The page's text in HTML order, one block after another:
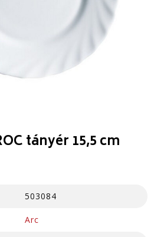
tányér 15,5 cm
503084
Arc